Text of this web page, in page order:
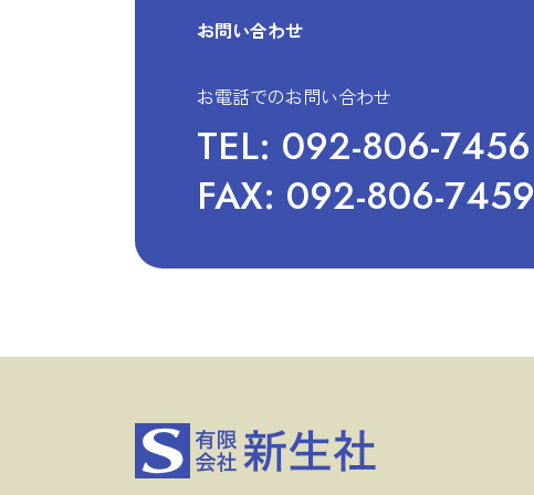
お問い合わせ
お電話でのお問い合わせ
TEL: 092-806-7456
FAX: 092-806-7459